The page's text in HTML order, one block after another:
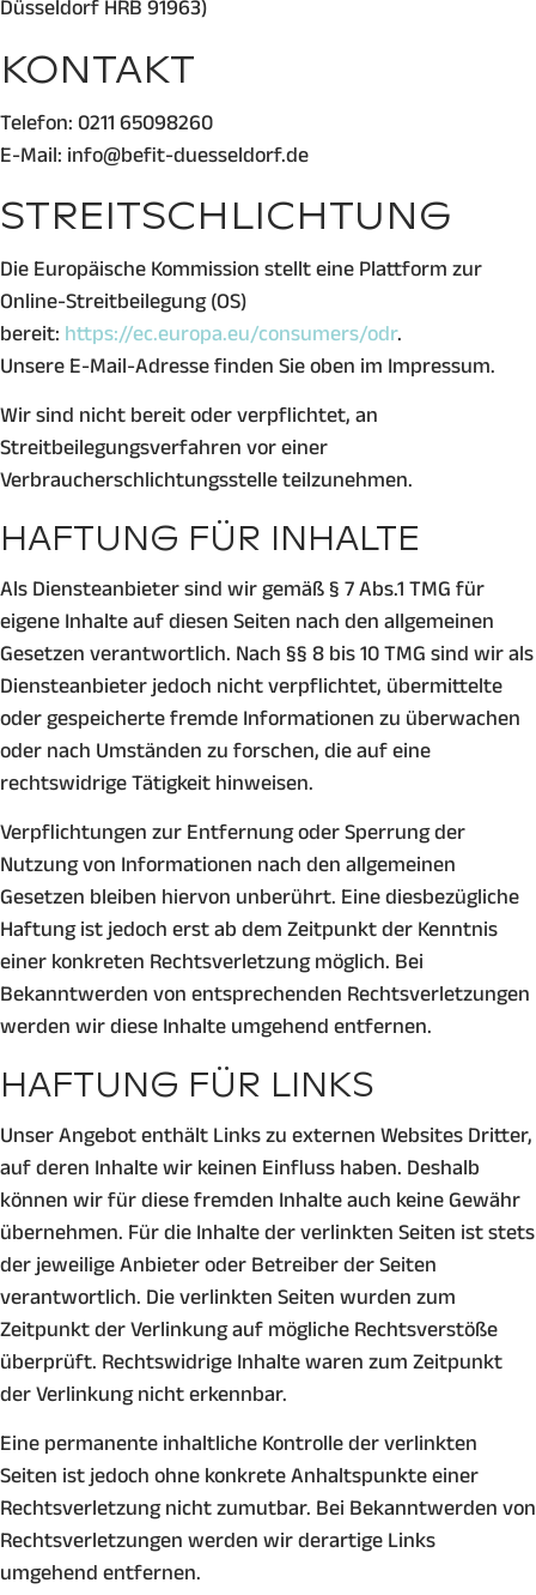
Düsseldorf HRB 91963)
KONTAKT
Telefon: 0211 65098260
E-Mail: info@befit-duesseldorf.de
STREITSCHLICHTUNG
Die Europäische Kommission stellt eine Plattform zur
Online-Streitbeilegung (OS)
bereit: https://ec.europa.eu/consumers/odr.
Unsere E-Mail-Adresse finden Sie oben im Impressum.
Wir sind nicht bereit oder verpflichtet, an
Streitbeilegungsverfahren vor einer
Verbraucherschlichtungsstelle teilzunehmen.
HAFTUNG FÜR INHALTE
Als Diensteanbieter sind wir gemäß § 7 Abs.1 TMG für
eigene Inhalte auf diesen Seiten nach den allgemeinen
Gesetzen verantwortlich. Nach §§ 8 bis 10 TMG sind wir als
Diensteanbieter jedoch nicht verpflichtet, übermittelte
oder gespeicherte fremde Informationen zu überwachen
oder nach Umständen zu forschen, die auf eine
rechtswidrige Tätigkeit hinweisen.
Verpflichtungen zur Entfernung oder Sperrung der
Nutzung von Informationen nach den allgemeinen
Gesetzen bleiben hiervon unberührt. Eine diesbezügliche
Haftung ist jedoch erst ab dem Zeitpunkt der Kenntnis
einer konkreten Rechtsverletzung möglich. Bei
Bekanntwerden von entsprechenden Rechtsverletzungen
werden wir diese Inhalte umgehend entfernen.
HAFTUNG FÜR LINKS
Unser Angebot enthält Links zu externen Websites Dritter,
auf deren Inhalte wir keinen Einfluss haben. Deshalb
können wir für diese fremden Inhalte auch keine Gewähr
übernehmen. Für die Inhalte der verlinkten Seiten ist stets
der jeweilige Anbieter oder Betreiber der Seiten
verantwortlich. Die verlinkten Seiten wurden zum
Zeitpunkt der Verlinkung auf mögliche Rechtsverstöße
überprüft. Rechtswidrige Inhalte waren zum Zeitpunkt
der Verlinkung nicht erkennbar.
Eine permanente inhaltliche Kontrolle der verlinkten
Seiten ist jedoch ohne konkrete Anhaltspunkte einer
Rechtsverletzung nicht zumutbar. Bei Bekanntwerden von
Rechtsverletzungen werden wir derartige Links
umgehend entfernen.